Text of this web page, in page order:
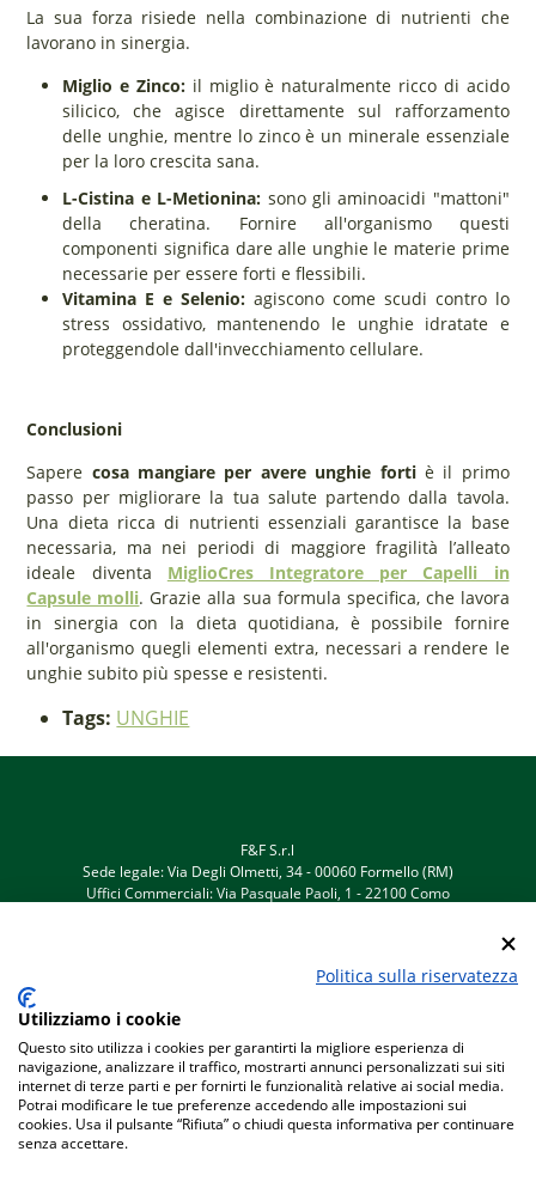
La sua forza risiede nella combinazione di nutrienti che
lavorano in sinergia.
Miglio e Zinco: il miglio è naturalmente ricco di acido
silicico, che agisce direttamente sul rafforzamento
delle unghie, mentre lo zinco è un minerale essenziale
per la loro crescita sana.
L-Cistina e L-Metionina: sono gli aminoacidi "mattoni"
della cheratina. Fornire all'organismo questi
componenti significa dare alle unghie le materie prime
necessarie per essere forti e flessibili.
Vitamina E e Selenio: agiscono come scudi contro lo
stress ossidativo, mantenendo le unghie idratate e
proteggendole dall'invecchiamento cellulare.
Conclusioni
Sapere cosa mangiare per avere unghie fortiè il primo
passo per migliorare la tua salute partendo dalla tavola.
Una dieta ricca di nutrienti essenziali garantisce la base
necessaria, ma nei periodi di maggiore fragilità l’alleato
ideale diventa MiglioCres Integratore per Capelli in
Capsule molli. Grazie alla sua formula specifica, che lavora
in sinergia con la dieta quotidiana, è possibile fornire
all'organismo quegli elementi extra, necessari a rendere le
unghie subito più spesse e resistenti.
Tags: UNGHIE
F&F S.r.l
Sede legale: Via Degli Olmetti, 34 - 00060 Formello (RM)
Uffici Commerciali: Via Pasquale Paoli, 1 - 22100 Como
Capitale sociale e quota versata Euro 10.200,00
Copyright © 2023 Tutti i diritti riservati.
Note legali | Termini e condizioni di vendita|Dichiarazione di
accessibilità
Politica sulla riservatezza
Utilizziamo i cookie
Questo sito utilizza i cookies per garantirti la migliore esperienza di
navigazione, analizzare il traffico, mostrarti annunci personalizzati sui siti
internet di terze parti e per fornirti le funzionalità relative ai social media.
Potrai modificare le tue preferenze accedendo alle impostazioni sui
cookies. Usa il pulsante “Rifiuta” o chiudi questa informativa per continuare
senza accettare.